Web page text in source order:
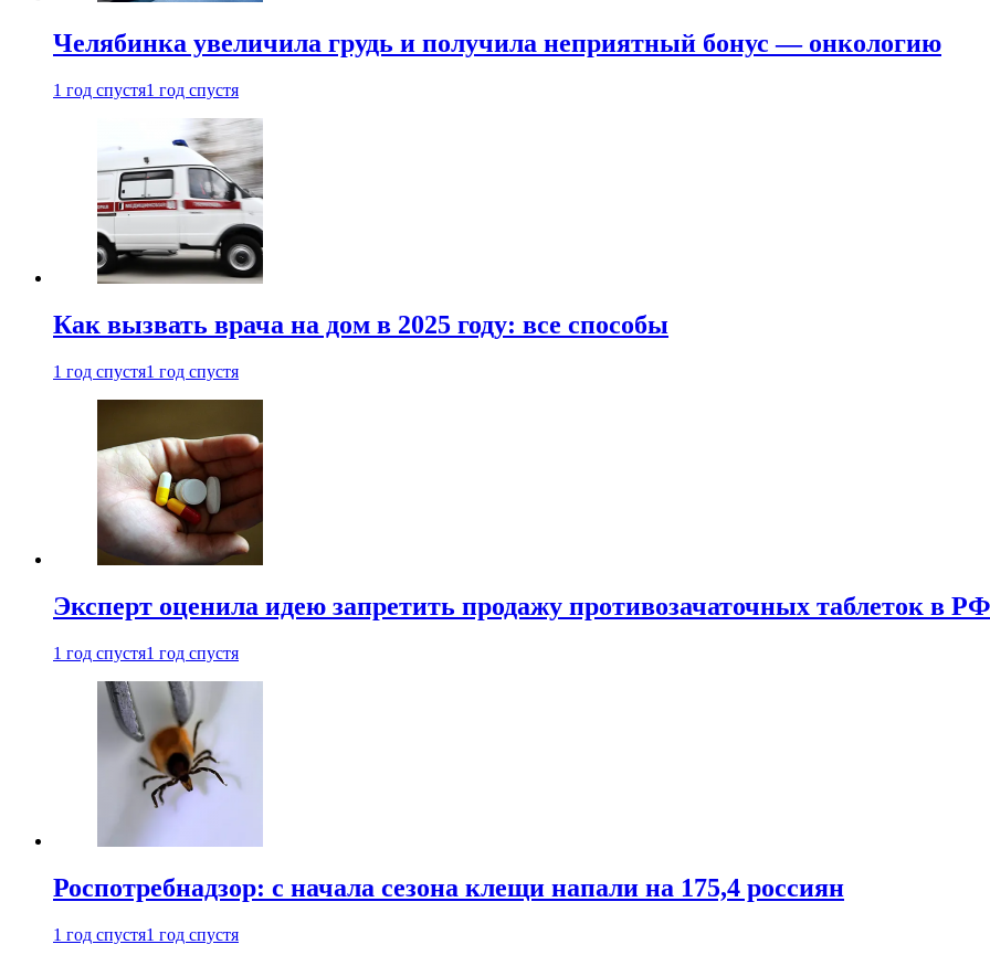
Челябинка увеличила грудь и получила неприятный бонус — онкологию
1 год спустя1 год спустя
Как вызвать врача на дом в 2025 году: все способы
1 год спустя1 год спустя
Эксперт оценила идею запретить продажу противозачаточных таблеток в РФ
1 год спустя1 год спустя
Роспотребнадзор: с начала сезона клещи напали на 175,4 россиян
1 год спустя1 год спустя